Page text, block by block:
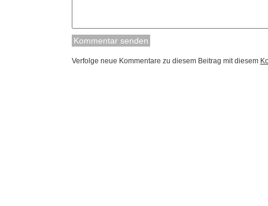
Verfolge neue Kommentare zu diesem Beitrag mit diesem